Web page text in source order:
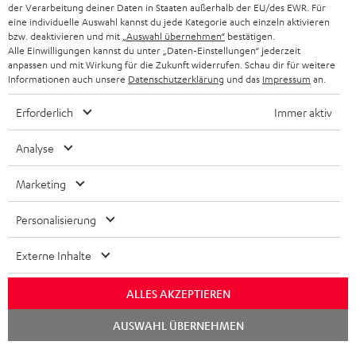
„Ich kann euch den Teufel Supreme On Ear Kopfhörer auf
jeden Fall empfehlen.“
www.majaly-tech.de
17.12.2020
16.12.2020
Mehr...
der Verarbeitung deiner Daten in Staaten außerhalb der EU/des EWR. Für
eine individuelle Auswahl kannst du jede Kategorie auch einzeln aktivieren
bzw. deaktivieren und mit „Auswahl übernehmen“ bestätigen.
Alle Einwilligungen kannst du unter „Daten-Einstellungen“ jederzeit
anpassen und mit Wirkung für die Zukunft widerrufen. Schau dir für weitere
Informationen auch unsere Datenschutzerklärung und das Impressum an.
Erforderlich Immer aktiv
Analyse
Marketing
Personalisierung
Externe Inhalte
ALLES AKZEPTIEREN
AUSWAHL ÜBERNEHMEN